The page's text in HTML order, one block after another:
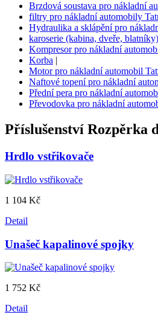
Brzdová soustava pro nákladní
filtry pro nákladní automobily
Hydraulika a sklápění pro
karoserie (kabina, dveře,
Kompresor pro nákladní
Korba |
Motor pro nákladní automobil
Naftové topení pro nákladní
Přední pera pro nákladní
Převodovka pro nákladní
Příslušenství Rozpěrka
Hrdlo vstřikovače
1 104 Kč
Detail
Unašeč kapalinové spojky
1 752 Kč
Detail